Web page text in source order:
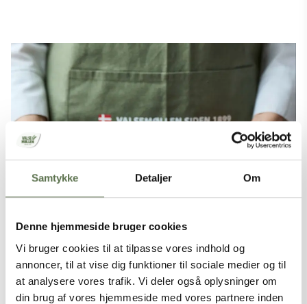
Samtykke Detaljer Om
Denne hjemmeside bruger cookies
Vi bruger cookies til at tilpasse vores indhold og
annoncer, til at vise dig funktioner til sociale medier og til
at analysere vores trafik. Vi deler også oplysninger om
din brug af vores hjemmeside med vores partnere inden
PRODUKTER I OPSKRIFTEN